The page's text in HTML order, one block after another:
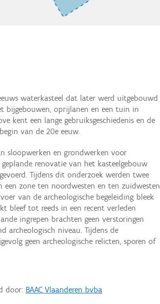
waterkasteel dat later werd uitgebouwd
bijgebouwen, oprijlanen en een tuin in
kent een lange gebruiksgeschiedenis en de
van de 20e eeuw.
sloopwerken en grondwerken voor
renovatie van het kasteelgebouw
Tijdens dit onderzoek werden twee
zone ten noordwesten en ten zuidwesten
van de archeologische begeleiding bleek
bleef tot reeds in een recent verleden
ingrepen brachten geen verstoringen
archeologisch niveau. Tijdens de
geen archeologische relicten, sporen of
door: BAAC Vlaanderen bvba